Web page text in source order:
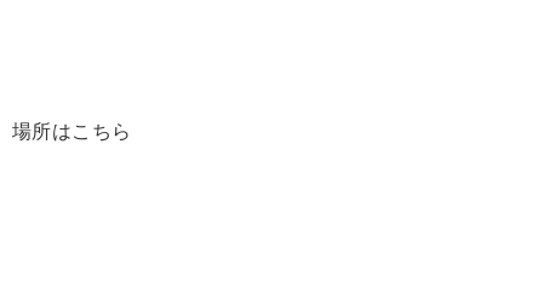
場所はこちら